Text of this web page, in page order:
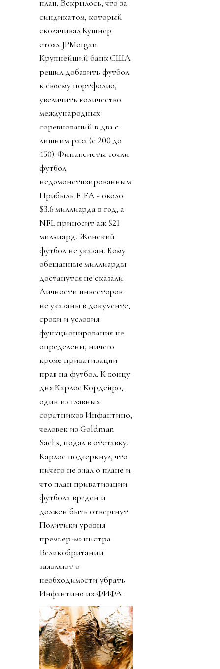
план. Вскрылось, что за
синдикатом, который
сколачивал Кушнер
стоял JPMorgan.
Крупнейший банк США
решил добавить футбол
к своему портфолио,
увеличить количество
международных
соревнований в два с
лишним раза (с 200 до
450). Финансисты сочли
футбол
недомонетизированным.
Прибыль FIFA - около
$3.6 миллиарда в год, а
NFL приносит аж $21
миллиард. Женский
футбол не указан. Кому
обещанные миллиарды
достанутся не сказали.
Личности инвесторов
не указаны в документе,
сроки и условия
функционирования не
определены, ничего
кроме приватизации
прав на футбол. К концу
дня Карлос Кордейро,
один из главных
соратников Инфантино,
человек из Goldman
Sachs, подал в отставку.
Карлос подчеркнул, что
ничего не знал о плане и
что план приватизации
футбола вреден и
должен быть отвергнут.
Политики уровня
премьер-министра
Великобритании
заявляют о
необходимости убрать
Инфантино из ФИФА.